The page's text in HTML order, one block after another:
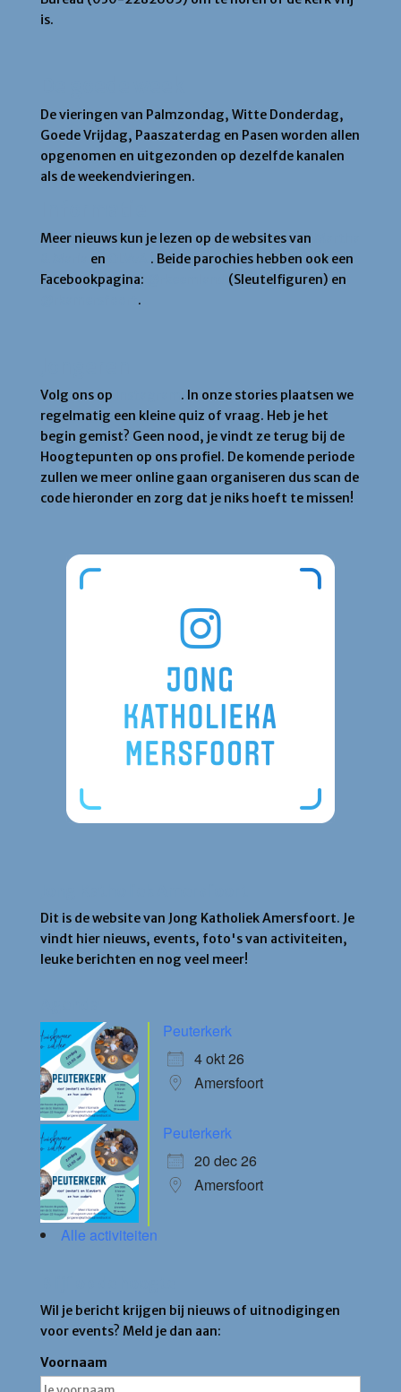
is.
De vieringen van Palmzondag, Witte Donderdag,
Goede Vrijdag, Paaszaterdag en Pasen worden allen
opgenomen en uitgezonden op dezelfde kanalen
als de weekendvieringen.
Meer nieuws kun je lezen op de websites van
en
. Beide parochies hebben ook een
Facebookpagina:
(Sleutelfiguren) en
.
Volg ons op
. In onze stories plaatsen we
regelmatig een kleine quiz of vraag. Heb je het
begin gemist? Geen nood, je vindt ze terug bij de
Hoogtepunten op ons profiel. De komende periode
zullen we meer online gaan organiseren dus scan de
code hieronder en zorg dat je niks hoeft te missen!
Dit is de website van Jong Katholiek Amersfoort. Je
vindt hier nieuws, events, foto's van activiteiten,
leuke berichten en nog veel meer!
Peuterkerk
4 okt 26
Amersfoort
Peuterkerk
20 dec 26
Amersfoort
Alle activiteiten
Wil je bericht krijgen bij nieuws of uitnodigingen
voor events? Meld je dan aan:
Voornaam